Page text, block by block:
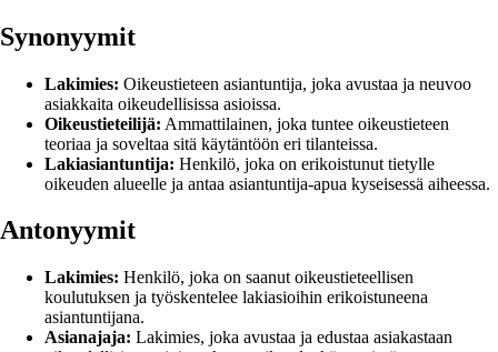
Synonyymit
Lakimies: Oikeustieteen asiantuntija, joka avustaa ja neuvoo
asiakkaita oikeudellisissa asioissa.
Oikeustieteilijä: Ammattilainen, joka tuntee oikeustieteen
teoriaa ja soveltaa sitä käytäntöön eri tilanteissa.
Lakiasiantuntija: Henkilö, joka on erikoistunut tietylle
oikeuden alueelle ja antaa asiantuntija-apua kyseisessä aiheessa.
Antonyymit
Lakimies: Henkilö, joka on saanut oikeustieteellisen
koulutuksen ja työskentelee lakiasioihin erikoistuneena
asiantuntijana.
Asianajaja: Lakimies, joka avustaa ja edustaa asiakastaan